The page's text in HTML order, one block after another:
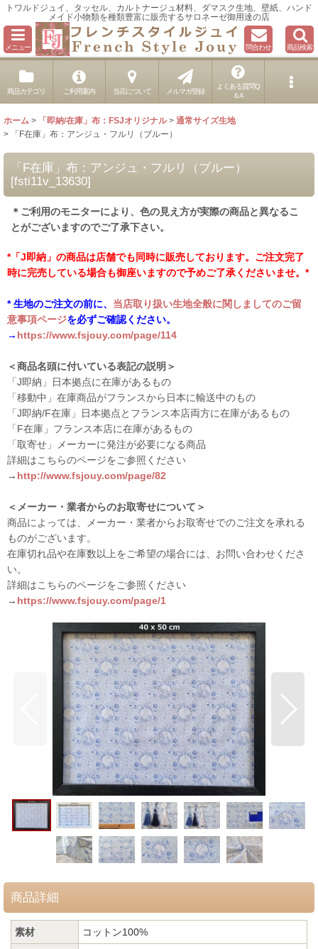
トワルドジュイ、タッセル、カルトナージュ材料、ダマスク生地、壁紙、ハンド
メイド小物類を種類豊富に販売するサロネーゼ御用達の店
メニュー 問合わせ 商品検索
商品カテゴリ ご利用案内 当店について メルマガ登録
よくある質問Q
＆A
ホーム > 「即納/在庫」布：FSJオリジナル > 通常サイズ生地
>
「F在庫」布：アンジュ・フルリ（ブルー）
「F在庫」布：アンジュ・フルリ（ブルー）
[fsti11v_13630]
＊ご利用のモニターにより、色の見え方が実際の商品と異なるこ
とがございますのでご了承下さい。
*「J即納」の商品は店舗でも同時に販売しております。ご注文完了
時に完売している場合も御座いますので予めご了承くださいませ。*
* 生地のご注文の前に、 当店取り扱い生地全般に関しましてのご留
意事項ページを必ずご確認ください。
→ https://www.fsjouy.com/page/114
＜商品名頭に付いている表記の説明＞
「J即納」日本拠点に在庫があるもの
「移動中」在庫商品がフランスから日本に輸送中のもの
「J即納/F在庫」日本拠点とフランス本店両方に在庫があるもの
「F在庫」フランス本店に在庫があるもの
「取寄せ」メーカーに発注が必要になる商品
詳細はこちらのページをご参照ください
→ http://www.fsjouy.com/page/82
＜メーカー・業者からのお取寄せについて＞
商品によっては、メーカー・業者からお取寄せでのご注文を承れる
ものがございます。
在庫切れ品や在庫数以上をご希望の場合には、お問い合わせくださ
い。
詳細はこちらのページをご参照ください
→ https://www.fsjouy.com/page/1
商品詳細
素材 コットン100%